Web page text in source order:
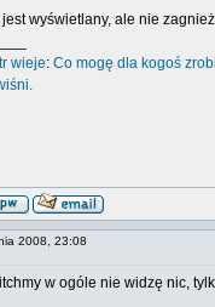
wyświetlany, ale nie
wieje: Co mogę dla kogoś
2008, 23:08
w ogóle nie widzę nic,